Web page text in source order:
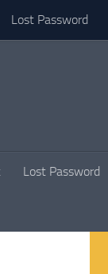
Lost Password
Lost Password